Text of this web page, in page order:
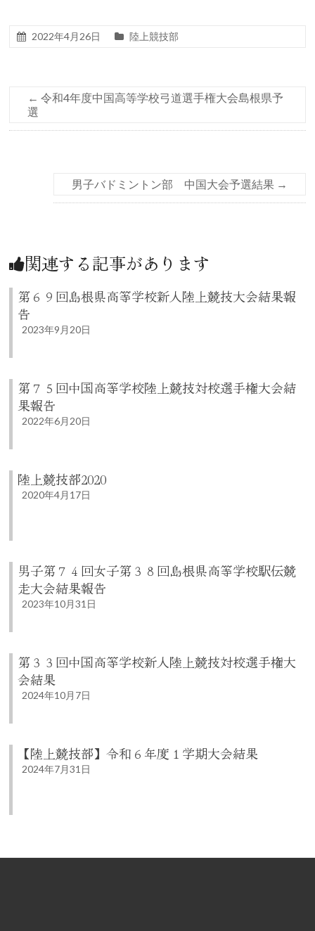
2022年4月26日 陸上競技部
← 令和4年度中国高等学校弓道選手権大会島根県予
選
男子バドミントン部 中国大会予選結果 →
関連する記事があります
第６９回島根県高等学校新人陸上競技大会結果報
告
2023年9月20日
第７５回中国高等学校陸上競技対校選手権大会結
果報告
2022年6月20日
陸上競技部2020
2020年4月17日
男子第７４回女子第３８回島根県高等学校駅伝競
走大会結果報告
2023年10月31日
第３３回中国高等学校新人陸上競技対校選手権大
会結果
2024年10月7日
【陸上競技部】令和６年度１学期大会結果
2024年7月31日